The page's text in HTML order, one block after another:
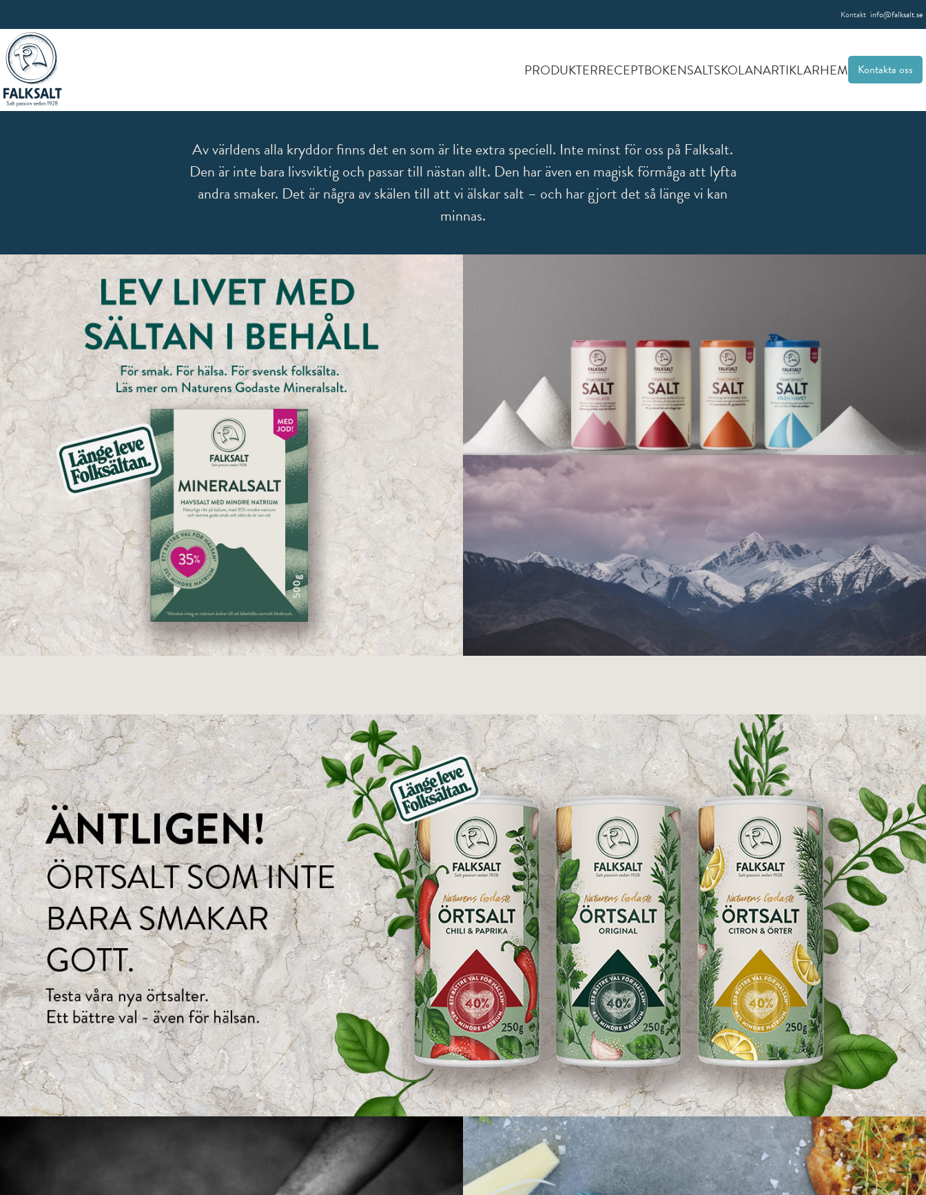
Kontakt info@falksalt.se
PRODUKTERRECEPTBOKENSALTSKOLANARTIKLARHEM Kontakta oss
Av världens alla kryddor finns det en som är lite extra speciell. Inte minst för oss på Falksalt.
Den är inte bara livsviktig och passar till nästan allt. Den har även en magisk förmåga att lyfta
andra smaker. Det är några av skälen till att vi älskar salt – och har gjort det så länge vi kan
minnas.
VÅRA PRODUKTER
Läs mer